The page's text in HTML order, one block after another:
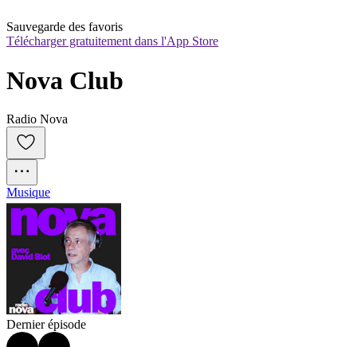
Sauvegarde des favoris
Télécharger gratuitement dans l'App Store
Nova Club
Radio Nova
Musique
Dernier épisode